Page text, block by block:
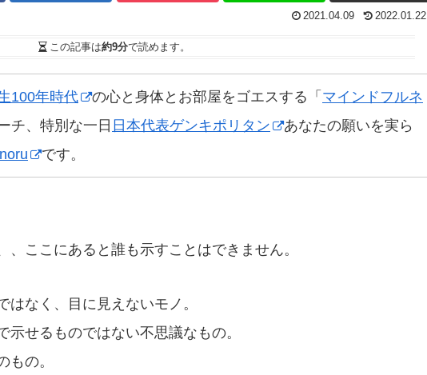
2021.04.09 2022.01.22
この記事は約9分で読めます。
100年時代 の心と身体とお部屋をゴエスする「 マインドフルネ
チ、特別な一日 日本代表ゲンキポリタン
あなたの願いを実ら
です。
、ここにあると誰も示すことはできません。
はなく、目に見えないモノ。
示せるものではない不思議なもの。
もの。